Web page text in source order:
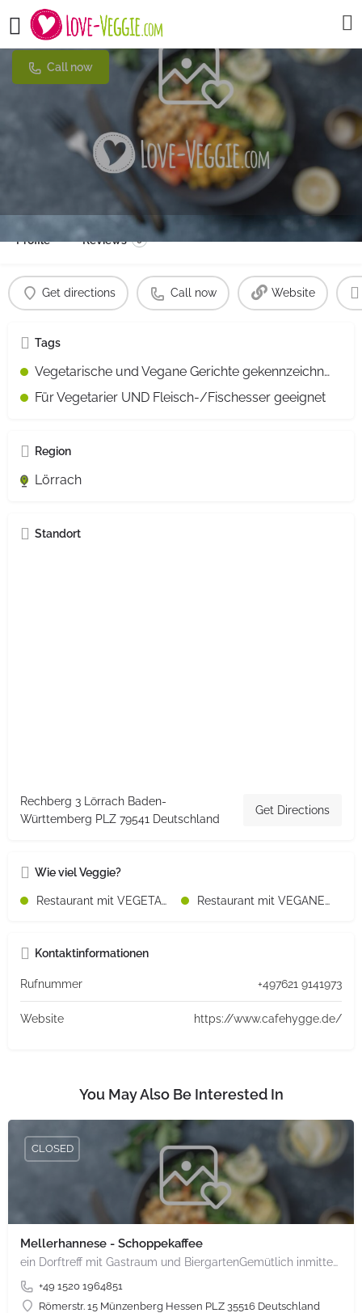
Café Hygge
Call now
Profile Reviews 0
Get directions Call now Website
Tags
Vegetarische und Vegane Gerichte gekennzeichnet
Für Vegetarier UND Fleisch-/Fischesser geeignet
Region
Lörrach
Standort
Rechberg 3 Lörrach Baden-
Württemberg PLZ 79541 Deutschland
Get Directions
Wie viel Veggie?
Restaurant mit VEGETARISCHEN Speisen Restaurant mit VEGANEN Speisen
Kontaktinformationen
Rufnummer +497621 9141973
Website https://www.cafehygge.de/
You May Also Be Interested In
Mellerhannese - Schoppekaffee
ein Dorftreff mit Gastraum und BiergartenGemütlich inmitten unserem idyllischen Trais Münzenberg, entlang…
+49 1520 1964851
Römerstr. 15 Münzenberg Hessen PLZ 35516 Deutschland
CLOSED